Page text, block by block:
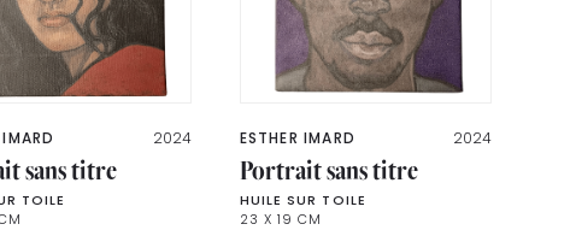
2024
sans titre
TOILE
2024
ESTHER IMARD
Portrait sans titre
HUILE SUR TOILE
23 X 19 CM